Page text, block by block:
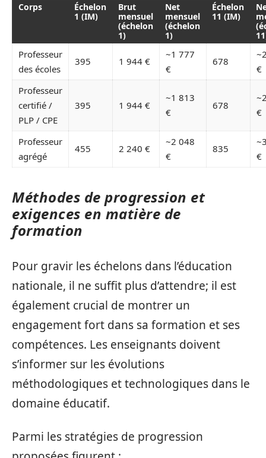
Corps
Échelon
1 (IM)
Brut
mensuel
(échelon
1)
Net
mensuel
(échelon
1)
Échelon
11 (IM)
Professeur
des écoles
395 1 944 €
~1 777
€
678
€
Professeur
certifié /
PLP / CPE
395 1 944 €
~1 813
€
678
€
Professeur
agrégé
455 2 240 €
~2 048
€
835
€
Méthodes de progression et
exigences en matière de
formation
Pour gravir les échelons dans l’éducation
nationale, il ne suffit plus d’attendre; il est
également crucial de montrer un
engagement fort dans sa formation et ses
compétences. Les enseignants doivent
s’informer sur les évolutions
méthodologiques et technologiques dans le
domaine éducatif.
Parmi les stratégies de progression